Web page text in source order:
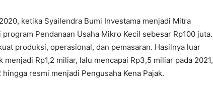
ketika Syailendra Bumi Investama menjadi Mitra
Pendanaan Usaha Mikro Kecil sebesar Rp100 juta.
produksi, operasional, dan pemasaran. Hasilnya luar
Rp1,2 miliar, lalu mencapai Rp3,5 miliar pada 2021,
resmi menjadi Pengusaha Kena Pajak.